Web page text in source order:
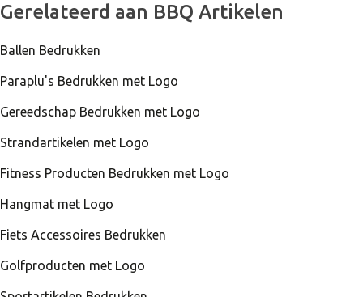
Gerelateerd aan BBQ Artikelen
Ballen Bedrukken
Paraplu's Bedrukken met Logo
Gereedschap Bedrukken met Logo
Strandartikelen met Logo
Fitness Producten Bedrukken met Logo
Hangmat met Logo
Fiets Accessoires Bedrukken
Golfproducten met Logo